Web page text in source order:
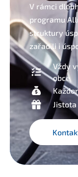
V rámci
programu
struktury
zařadili i
Vždy
obce